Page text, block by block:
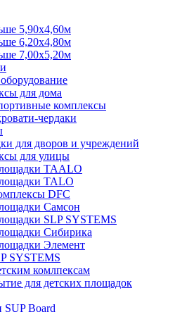
5,90х4,60м
6,20х4,80м
7,00х5,20м
для дома
комплексы
чердаки
для дворов и учреждений
для улицы
TAALO
TALO
DFC
Самсон
SLP SYSTEMS
Сибирика
Элемент
SYSTEMS
комлпексам
для детских площадок
Board